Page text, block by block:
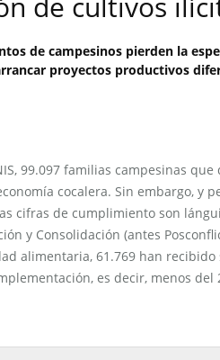
de campesinos pierden la
proyectos productivos
99.097 familias campesinas
cocalera. Sin embargo, y
cifras de cumplimiento son
y Consolidación (antes
alimentaria, 61.769 han recibido
es decir, menos del